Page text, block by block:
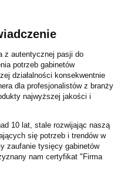
z autentycznej pasji do
potrzeb gabinetów
działalności konsekwentnie
dla profesjonalistów z branży
najwyższej jakości i
10 lat, stale rozwijając naszą
się potrzeb i trendów w
zaufanie tysięcy gabinetów
nam certyfikat "Firma